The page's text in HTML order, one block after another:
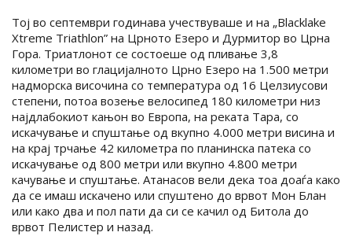
Тој во септември годинава учествуваше и на „Blacklake
Xtreme Triathlon” на Црното Езеро и Дурмитор во Црна
Гора. Триатлонот се состоеше од пливање 3,8
километри во глацијалното Црно Езеро на 1.500 метри
надморска височина со температура од 16 Целзиусови
степени, потоа возење велосипед 180 километри низ
најдлабокиот кањон во Европа, на реката Тара, со
искачување и спуштање од вкупно 4.000 метри висина и
на крај трчање 42 километра по планинска патека со
искачување од 800 метри или вкупно 4.800 метри
качување и спуштање. Атанасов вели дека тоа доаѓа како
да се имаш искачено или спуштено до врвот Мон Блан
или како два и пол пати да си се качил од Битола до
врвот Пелистер и назад.